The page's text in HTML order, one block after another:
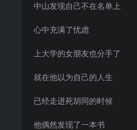
中山发现自己不在名单上
心中充满了忧虑
上大学的女朋友也分手了
就在他以为自己的人生
已经走进死胡同的时候
他偶然发现了一本书